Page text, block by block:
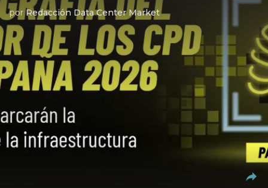
porRedacción Data Center Market